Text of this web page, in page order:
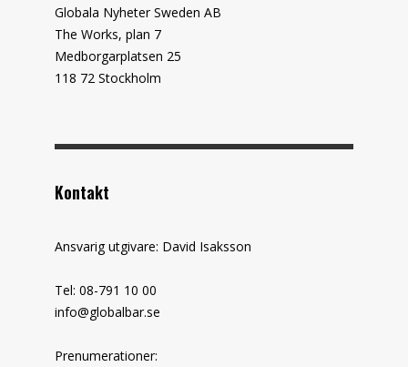
Globala Nyheter Sweden AB
The Works, plan 7
Medborgarplatsen 25
118 72 Stockholm
Kontakt
Ansvarig utgivare: David Isaksson
Tel: 08-791 10 00
info@globalbar.se
Prenumerationer: